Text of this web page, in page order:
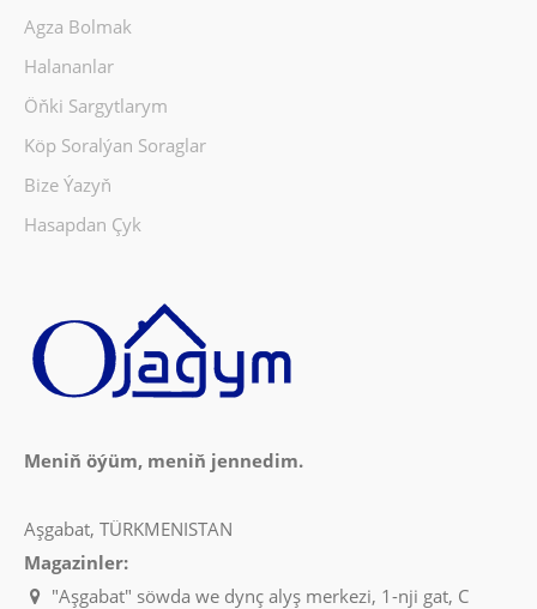
Agza Bolmak
Halananlar
Öňki Sargytlarym
Köp Soralýan Soraglar
Bize Ýazyň
Hasapdan Çyk
Meniň öýüm, meniň jennedim.
Aşgabat, TÜRKMENISTAN
Magazinler:
"Aşgabat" söwda we dynç alyş merkezi, 1-nji gat, C